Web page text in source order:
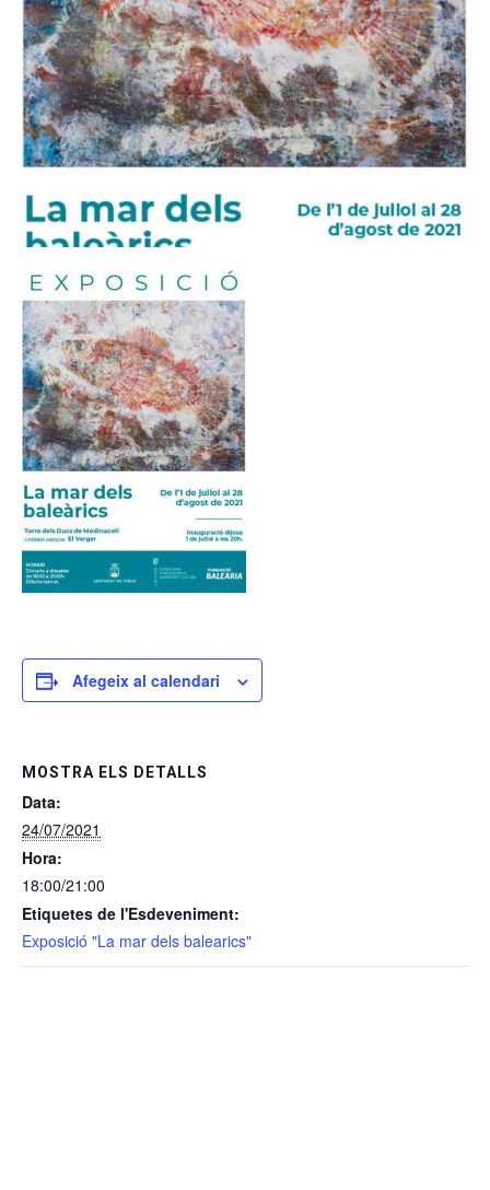
Afegeix al calendari
MOSTRA ELS DETALLS
Data:
24/07/2021
Hora:
18:00/21:00
Etiquetes de l'Esdeveniment:
Exposició "La mar dels balearics"